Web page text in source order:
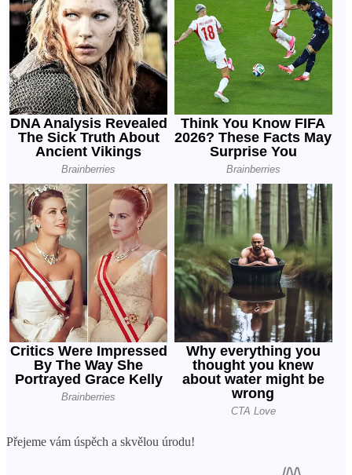
Přejeme vám úspěch a skvělou úrodu!